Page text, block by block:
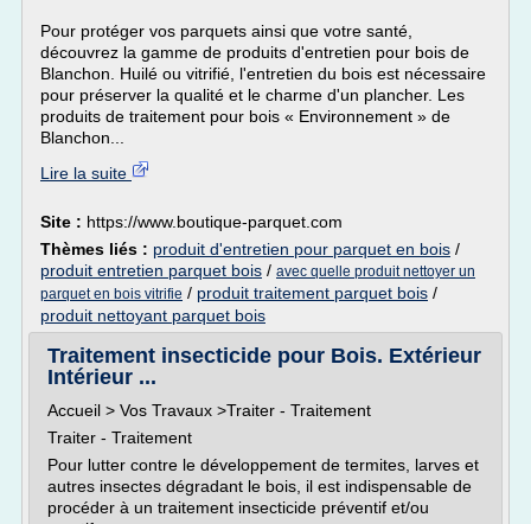
Pour protéger vos parquets ainsi que votre santé,
découvrez la gamme de produits d'entretien pour bois de
Blanchon. Huilé ou vitrifié, l'entretien du bois est nécessaire
pour préserver la qualité et le charme d'un plancher. Les
produits de traitement pour bois « Environnement » de
Blanchon...
Lire la suite
Site : https://www.boutique-parquet.com
Thèmes liés : produit d'entretien pour parquet en bois /
produit entretien parquet bois / avec quelle produit nettoyer un
parquet en bois vitrifie / produit traitement parquet bois /
produit nettoyant parquet bois
Traitement insecticide pour Bois. Extérieur
Intérieur ...
Accueil > Vos Travaux >Traiter - Traitement
Traiter - Traitement
Pour lutter contre le développement de termites, larves et
autres insectes dégradant le bois, il est indispensable de
procéder à un traitement insecticide préventif et/ou